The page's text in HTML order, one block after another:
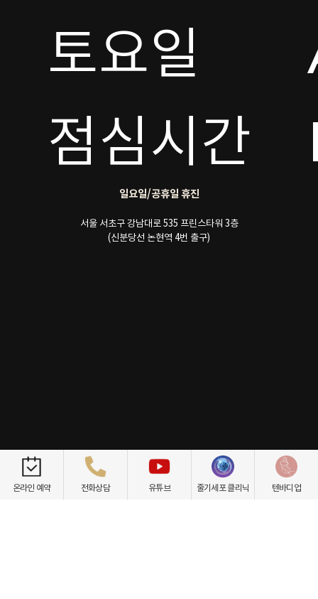
토요일
점심시간
일요일/공휴일 휴진
서울 서초구 강남대로 535 프린스타워 3층
(신분당선 논현역 4번 출구)
개인정보취급방침 이용약관 환자권리장전 비급여항목
온라인 예약 전화상담 유튜브 줄기세포 클리닉 텐바디업